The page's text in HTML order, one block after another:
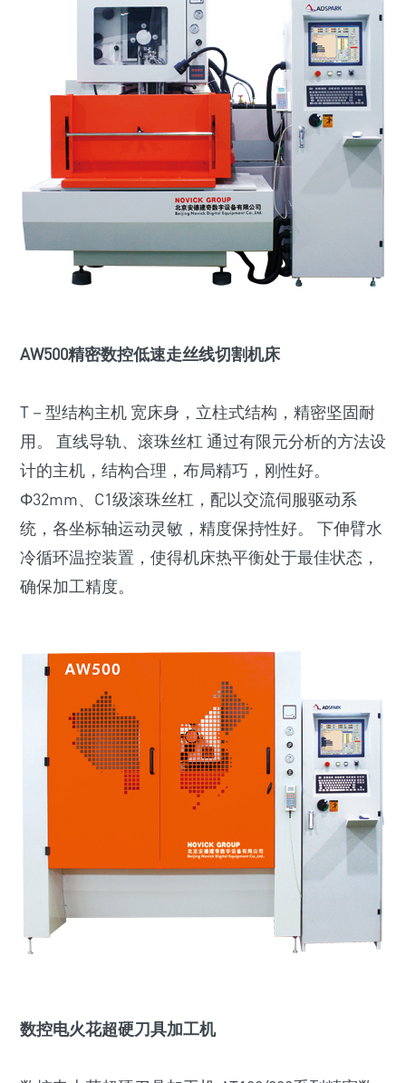
AW500精密数控低速走丝线切割机床
T－型结构主机 宽床身，立柱式结构，精密坚固耐
用。 直线导轨、滚珠丝杠 通过有限元分析的方法设
计的主机，结构合理，布局精巧，刚性好。
Ф32mm、C1级滚珠丝杠，配以交流伺服驱动系
统，各坐标轴运动灵敏，精度保持性好。 下伸臂水
冷循环温控装置，使得机床热平衡处于最佳状态，
确保加工精度。
数控电火花超硬刀具加工机